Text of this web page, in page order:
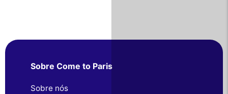
Sobre Come to Paris
Sobre nós